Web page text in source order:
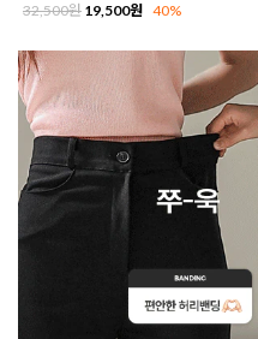
32,500원 19,500원 40%